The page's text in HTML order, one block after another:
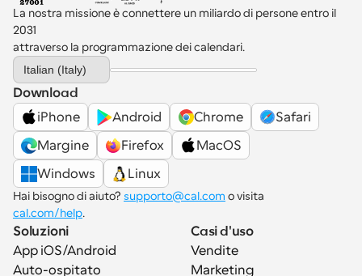
La nostra missione è connettere un miliardo di persone entro il
2031
attraverso la programmazione dei calendari.
Select Language
Italian (Italy)
Download
iPhone
Android Chrome
Safari
Margine
Firefox
MacOS
Windows
Linux
Hai bisogno di aiuto? supporto@cal.com
cal.com/help.
Soluzioni
App iOS/Android
Auto-ospitato
Casi d'uso
Vendite
Marketing